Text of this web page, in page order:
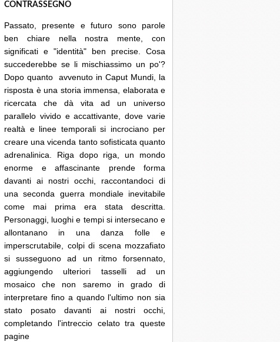
CONTRASSEGNO
Passato, presente e futuro sono parole
ben chiare nella nostra mente, con
significati e "identità" ben precise. Cosa
succederebbe se li mischiassimo un po'?
Dopo quanto avvenuto in Caput Mundi, la
risposta è una storia immensa, elaborata e
ricercata che dà vita ad un universo
parallelo vivido e accattivante, dove varie
realtà e linee temporali si incrociano per
creare una vicenda tanto sofisticata quanto
adrenalinica. Riga dopo riga, un mondo
enorme e affascinante prende forma
davanti ai nostri occhi, raccontandoci di
una seconda guerra mondiale inevitabile
come mai prima era stata descritta.
Personaggi, luoghi e tempi si intersecano e
allontanano in una danza folle e
imperscrutabile, colpi di scena mozzafiato
si susseguono ad un ritmo forsennato,
aggiungendo ulteriori tasselli ad un
mosaico che non saremo in grado di
interpretare fino a quando l'ultimo non sia
stato posato davanti ai nostri occhi,
completando l'intreccio celato tra queste
pagine